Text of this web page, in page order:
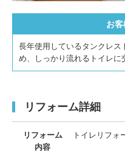
お
長年使用しているタンクレス
め、しっかり流れるトイレに
リフォーム詳細
リフォーム
内容
トイレリフォ